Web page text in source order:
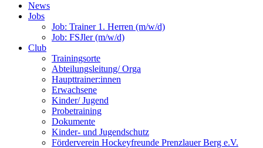
News
Jobs
Job: Trainer 1. Herren (m/w/d)
Job: FSJler (m/w/d)
Club
Trainingsorte
Abteilungsleitung/ Orga
Haupttrainer:innen
Erwachsene
Kinder/ Jugend
Probetraining
Dokumente
Kinder- und Jugendschutz
Förderverein Hockeyfreunde Prenzlauer Berg e.V.